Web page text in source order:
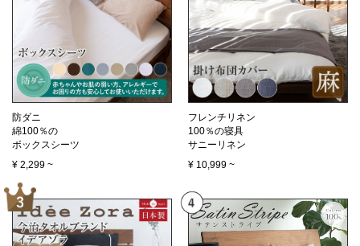
防ダニ
綿100％の
ボックスシーツ
¥ 2,299 ~
フレンチリネン
100％の寝具
サニーリネン
¥ 10,999 ~